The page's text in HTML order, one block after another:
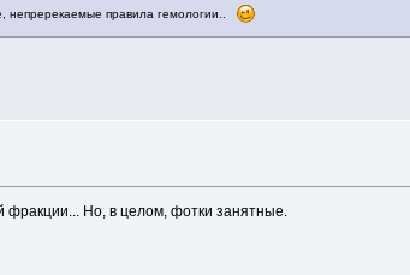
непререкаемые правила гемологии..
фракции... Но, в целом, фотки занятные.